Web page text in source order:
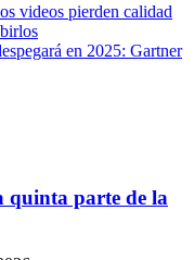
videos pierden calidad
en 2025: Gartner
quinta parte de la